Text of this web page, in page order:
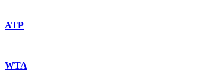
ATP
WTA